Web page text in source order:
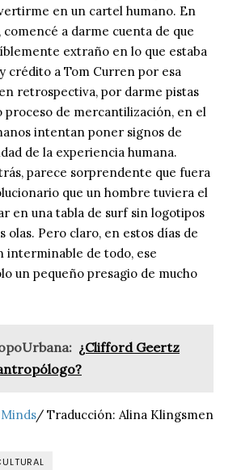
en un cartel humano. En
a darme cuenta de que
extraño en lo que estaba
crédito a Tom Curren por esa
retrospectiva, por darme pistas
proceso de mercantilización, en el
intentan poner signos de
de la experiencia humana.
parece sorprendente que fuera
que un hombre tuviera el
en una tabla de surf sin logotipos
olas. Pero claro, en estos días de
interminable de todo, ese
un pequeño presagio de mucho
¿Clifford Geertz
/ Traducción: Alina Klingsmen